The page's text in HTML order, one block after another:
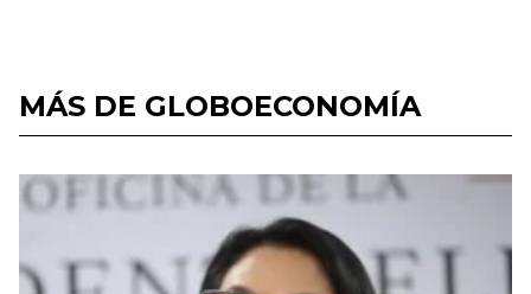
MÁS DE GLOBOECONOMÍA